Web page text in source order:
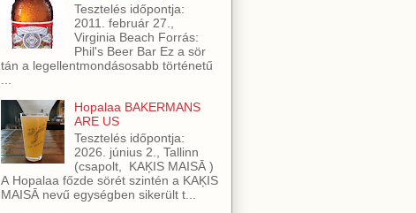
Tesztelés időpontja:
2011. február 27.,
Virginia Beach Forrás:
Phil's Beer Bar Ez a sör
tán a legellentmondásosabb történetű
Hopalaa BAKERMANS
ARE US
Tesztelés időpontja:
2026. június 2., Tallinn
(csapolt, KAĶIS MAISĀ )
A Hopalaa főzde sörét szintén a KAĶIS
MAISĀ nevű egységben sikerült t...